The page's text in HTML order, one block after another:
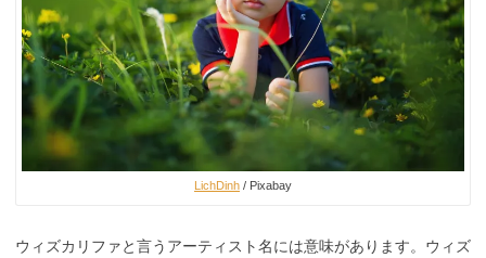
LichDinh / Pixabay
ウィズカリファと言うアーティスト名には意味があります。ウィズ